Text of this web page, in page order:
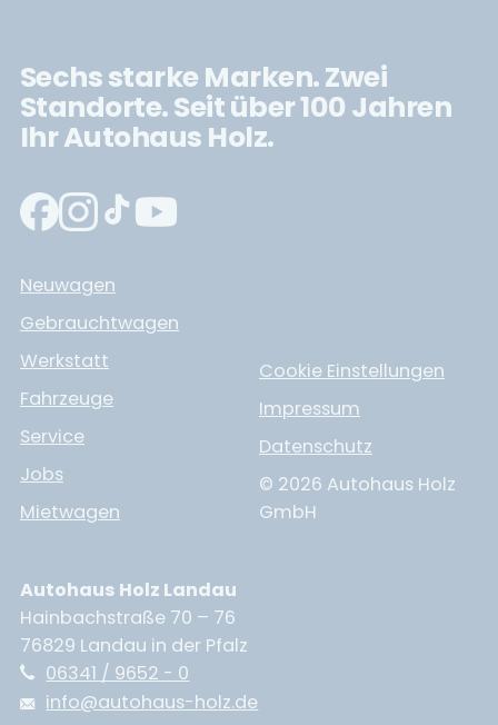
Sechs starke Marken. Zwei
Standorte. Seit über 100 Jahren
Ihr Autohaus Holz.
Neuwagen
Gebrauchtwagen
Werkstatt
Fahrzeuge
Service
Jobs
Mietwagen
Cookie Einstellungen
Impressum
Datenschutz
© 2026 Autohaus Holz
GmbH
Autohaus Holz Landau
Hainbachstraße 70 – 76
76829 Landau in der Pfalz
06341 / 9652 - 0
info@autohaus-holz.de